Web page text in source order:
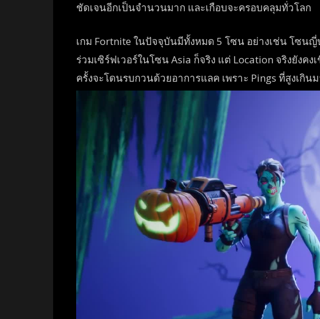
ชัดเจนอีกเป็นจำนวนมาก และเกือบจะครอบคลุมทั่วโลก
เกม Fortnite ในปัจจุบันมีทั้งหมด 5 โซน อย่างเช่น โซนญี่
ร่วมเซิร์ฟเวอร์ในโซน Asia ก็จริง แต่ Location จริงยังค
ครั้งจะโดนรบกวนด้วยอาการแลค เพราะ Pings ที่สูงเกิน